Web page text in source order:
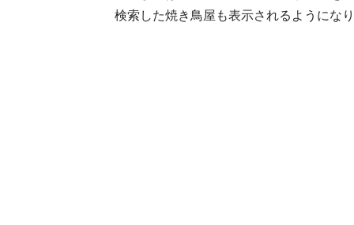
検索した焼き鳥屋も表示されるようにな